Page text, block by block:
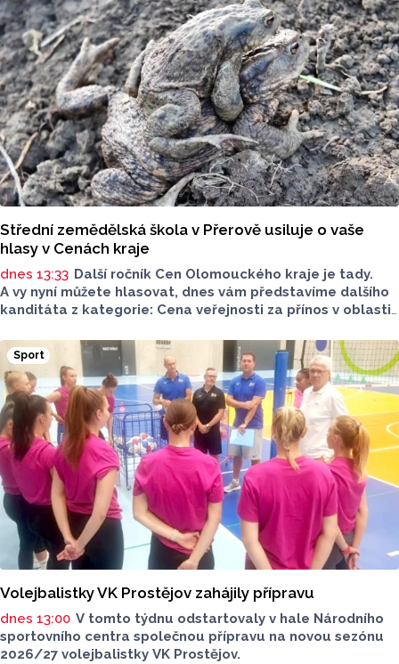
z Jeseníku.
Střední zemědělská škola v Přerově usiluje o vaše
hlasy v Cenách kraje
dnes 13:33 Další ročník Cen Olomouckého kraje je tady.
A vy nyní můžete hlasovat, dnes vám představíme dalšího
kanditáta z kategorie: Cena veřejnosti za přínos v oblasti
v Přerově, která má nominaci v kategorii: Významný počin
v ochraně životního prostředí - právnická osoba.
Sport
Volejbalistky VK Prostějov zahájily přípravu
dnes 13:00 V tomto týdnu odstartovaly v hale Národního
sportovního centra společnou přípravu na novou sezónu
2026/27 volejbalistky VK Prostějov.